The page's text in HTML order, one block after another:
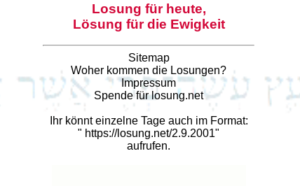
Losung für heute,
Lösung für die Ewigkeit
Sitemap
Woher kommen die Losungen?
Impressum
Spende für losung.net
Ihr könnt einzelne Tage auch im Format:
" https://losung.net/2.9.2001"
aufrufen.